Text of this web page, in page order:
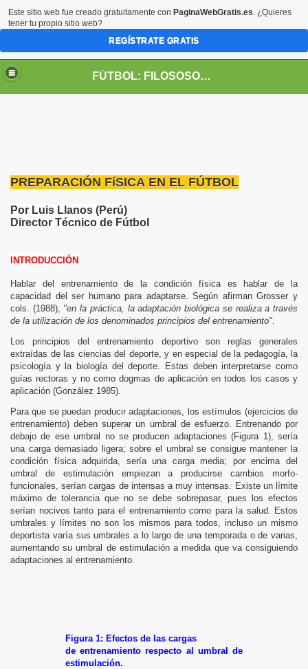
FÚTBOL: FILOSOSOFÍA DE VIDA
PREPARACIÓN FíSICA EN EL FÚTBOL
Por Luis Llanos (Perú)
Director Técnico de Fútbol
INTRODUCCIÓN
Hablar del entrenamiento de la condición física es hablar de la
capacidad del ser humano para adaptarse. Según afirman Grosser y
cols. (1988), "en la práctica, la adaptación biológica se realiza a través
de la utilización de los denominados principios del entrenamiento".
Los principios del entrenamiento deportivo son reglas generales
extraídas de las ciencias del deporte, y en especial de la pedagogía, la
psicología y la biología del deporte. Estas deben interpretarse como
guías rectoras y no como dogmas de aplicación en todos los casos y
aplicación (González 1985).
Para que se puedan producir adaptaciones, los estímulos (ejercicios de
entrenamiento) deben superar un umbral de esfuerzo. Entrenando por
debajo de ese umbral no se producen adaptaciones (Figura 1), sería
una carga demasiado ligera; sobre el umbral se consigue mantener la
condición física adquirida, sería una carga media; por encima del
umbral de estimulación empiezan a producirse cambios morfo-
funcionales, serían cargas de intensas a muy intensas. Existe un límite
máximo de tolerancia que no se debe sobrepasar, pues los efectos
serían nocivos tanto para el entrenamiento como para la salud. Estos
umbrales y límites no son los mismos para todos, incluso un mismo
deportista varía sus umbrales a lo largo de una temporada o de varias,
aumentando su umbral de estimulación a medida que va consiguiendo
adaptaciones al entrenamiento.
Figura 1: Efectos de las cargas
de entrenamiento respecto al umbral de
estimulación.
Este sitio web fue creado gratuitamente con PaginaWebGratis.es. ¿Quieres
tener tu propio sitio web?
REGÍSTRATE GRATIS